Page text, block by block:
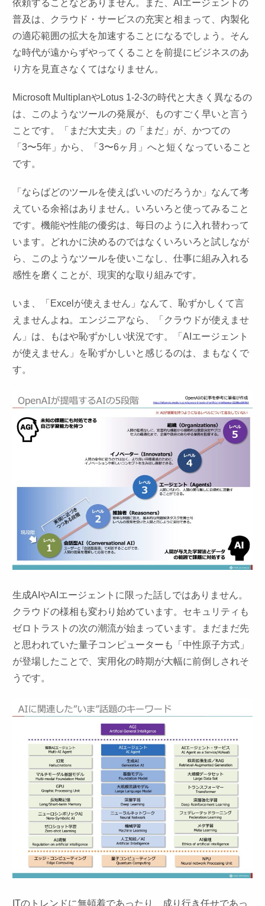
依頼することなどありません。また、AIエージェントの
普及は、クラウド・サービスの充実と相まって、内製化
の適応範囲の拡大を加速することになるでしょう。そん
な時代が遠からずやってくることを前提にビジネスのあ
り方を見直さなくてはなりません。
Microsoft MultiplanやLotus 1-2-3の時代と大きく異なるの
は、このようなツールの発展が、ものすごく早いと言う
ことです。「まだ大丈夫」の「まだ」が、かつての
「3〜5年」から、「3〜6ヶ月」へと短くなっていること
です。
「ならばどのツールを使えばいいのだろうか」なんて考
えている余裕はありません。いろいろと使ってみること
です。機能や性能の優劣は、毎日のように入れ替わって
います。どれかに決めるのではなくいろいろと試しなが
ら、このようなツールを使いこなし、仕事に組み入れる
感性を磨くことが、現実的な取り組みです。
いま、「Excelが使えません」なんて、恥ずかしくて言
えませんよね。エンジニアなら、「クラウドが使えませ
ん」は、もはや恥ずかしい状況です。「AIエージェント
が使えません」を恥ずかしいと感じるのは、まもなくで
す。
生成AIやAIエージェントに限った話しではありません。
クラウドの様相も変わり始めています。セキュリティも
ゼロトラストの次の潮流が始まっています。まだまだ先
と思われていた量子コンピューターも「中性原子方式」
が登場したことで、実用化の時期が大幅に前倒しされそ
うです。
ITのトレンドに無頓着であったり、成り行き任せであっ